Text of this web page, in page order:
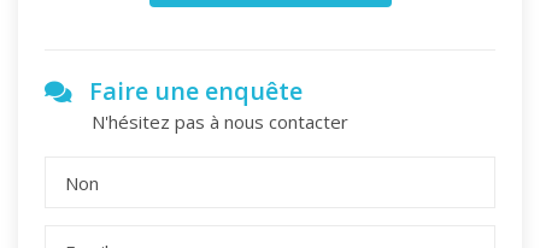
Faire une enquête
N'hésitez pas à nous contacter